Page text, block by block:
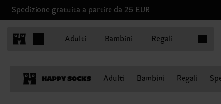
Spedizione gratuita a partire da 25 EUR
Adulti Bambini Regali
Adulti Bambini Regali